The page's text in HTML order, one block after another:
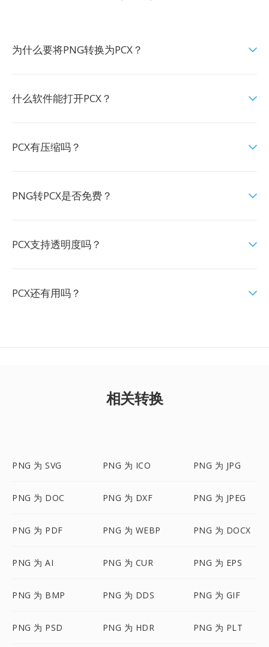
为什么要将PNG转换为PCX？
什么软件能打开PCX？
PCX有压缩吗？
PNG转PCX是否免费？
PCX支持透明度吗？
PCX还有用吗？
相关转换
PNG 为 SVG PNG 为 ICO PNG 为 JPG
PNG 为 DOC PNG 为 DXF PNG 为 JPEG
PNG 为 PDF PNG 为 WEBP PNG 为 DOCX
PNG 为 AI PNG 为 CUR PNG 为 EPS
PNG 为 BMP PNG 为 DDS PNG 为 GIF
PNG 为 PSD PNG 为 HDR PNG 为 PLT